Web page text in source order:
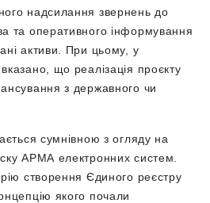
надсилання звернень до
та оперативного інформування
активи. При цьому, у
що реалізація проєкту
з державного чи
сумнівною з огляду на
АРМА електронних систем.
створення Єдиного реєстру
якого почали